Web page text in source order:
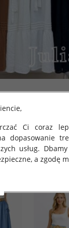
Ci coraz
dopasowanie
usług.
a zgodę
obowiązuje
ochrony osób
takich danych
o
danych oraz